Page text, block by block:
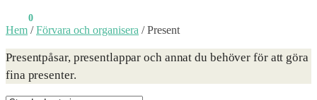
0
Hem /Förvara och organisera /Present
Presentpåsar, presentlappar och annat du behöver för att göra
fina presenter.